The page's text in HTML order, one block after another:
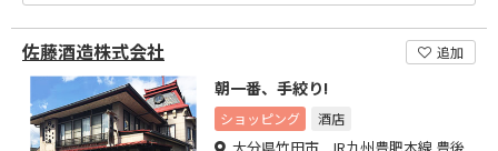
佐藤酒造株式会社 追加
朝一番、手絞り!
ショッピング 酒店